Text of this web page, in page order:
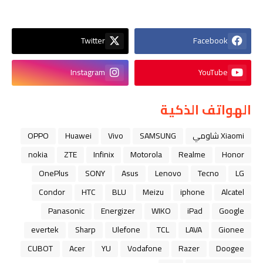
Facebook
Twitter
YouTube
Instagram
الهواتف الذكية
Xiaomi شاومي SAMSUNG
Vivo
Huawei
OPPO
Honor
Realme
Motorola
Infinix
ZTE
nokia
LG
Tecno
Lenovo
Asus
SONY
OnePlus
Alcatel
iphone
Meizu
BLU
HTC
Condor
Google
iPad
WIKO
Energizer
Panasonic
Gionee
LAVA
TCL
Ulefone
Sharp
evertek
Doogee
Razer
Vodafone
YU
Acer
CUBOT